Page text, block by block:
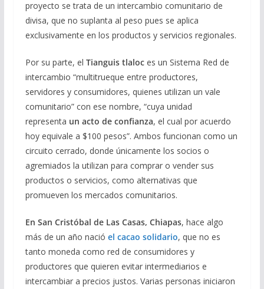
proyecto se trata de un intercambio comunitario de
divisa, que no suplanta al peso pues se aplica
exclusivamente en los productos y servicios regionales.
Por su parte, el Tianguis tlaloces un Sistema Red de
intercambio “multitrueque entre productores,
servidores y consumidores, quienes utilizan un vale
comunitario” con ese nombre, “cuya unidad
representa un acto de confianza, el cual por acuerdo
hoy equivale a $100 pesos”. Ambos funcionan como un
circuito cerrado, donde únicamente los socios o
agremiados la utilizan para comprar o vender sus
productos o servicios, como alternativas que
promueven los mercados comunitarios.
En San Cristóbal de Las Casas, Chiapas, hace algo
más de un año nació el cacao solidario, que no es
tanto moneda como red de consumidores y
productores que quieren evitar intermediarios e
intercambiar a precios justos. Varias personas iniciaron